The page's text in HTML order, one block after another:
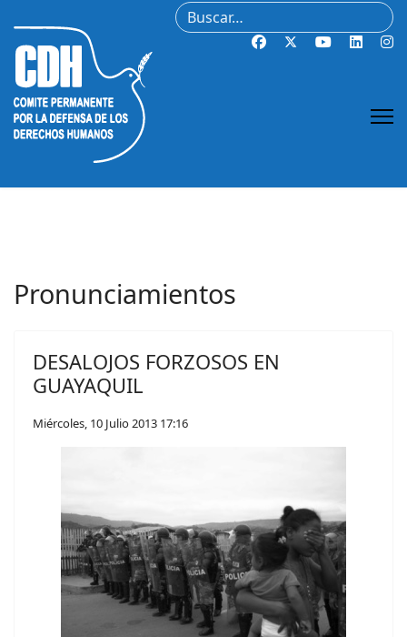
Buscar
Pronunciamientos
DESALOJOS FORZOSOS EN
GUAYAQUIL
Miércoles, 10 Julio 2013 17:16